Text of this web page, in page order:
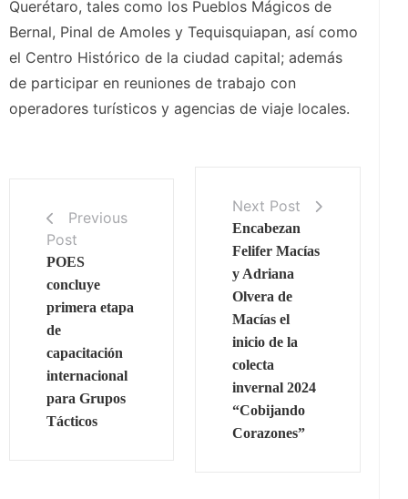
Querétaro, tales como los Pueblos Mágicos de
Bernal, Pinal de Amoles y Tequisquiapan, así como
el Centro Histórico de la ciudad capital; además
de participar en reuniones de trabajo con
operadores turísticos y agencias de viaje locales.
Previous
Post
POES
concluye
primera etapa
de
capacitación
internacional
para Grupos
Tácticos
Next Post
Encabezan
Felifer Macías
y Adriana
Olvera de
Macías el
inicio de la
colecta
invernal 2024
“Cobijando
Corazones”